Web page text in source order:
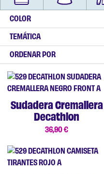
COLOR
TEMÁTICA
ORDENAR POR
Sudadera Cremallera
Decathlon
36,90 €